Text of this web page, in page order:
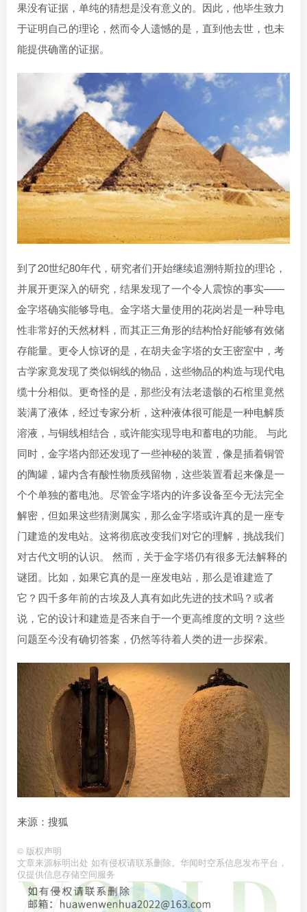
果没有证据，单纯的猜想是没有意义的。因此，他毕生致力
于证明自己的理论，然而令人遗憾的是，直到他去世，也未
能提供确凿的证据。
到了20世纪80年代，研究者们开始继续追溯特斯拉的理论，
并展开更深入的研究，结果发现了一个令人震惊的事实——
金字塔确实能够导电。金字塔大量使用的花岗岩是一种导电
性非常好的天然材料，而其正三角形的结构恰好能够有效储
存能量。更令人惊讶的是，在胡夫金字塔的女王密室中，考
古学家竟发现了类似铜线的物品，这些物品的构造与现代电
缆十分相似。更奇怪的是，那些没有法老遗骸的石棺里竟然
装满了液体，经过专家分析，这种液体很可能是一种电解质
溶液，与铜线相结合，或许能实现导电和蓄电的功能。 与此
同时，金字塔内部还发现了一些神秘的装置，像是插着铜管
的陶罐，罐内含有酸性物质残留物，这些装置看起来像是一
个个单独的蓄电池。尽管金字塔内的许多设备至今无法完全
解密，但如果这些猜测属实，那么金字塔或许真的是一座专
门建造的发电站。这将彻底改变我们对它的理解，挑战我们
对古代文明的认识。 然而，关于金字塔仍有很多无法解释的
谜团。比如，如果它真的是一座发电站，那么是谁建造了
它？四千多年前的古埃及人真有如此先进的技术吗？或者
说，它的设计和建造是否来自于一个更高维度的文明？这些
问题至今没有确切答案，仍然等待着人类的进一步探索。
来源：搜狐
© 版权声明
文章来源标明出处 如有侵权请联系删除。华闻时空系信息发布平台，
仅提供信息存储空间服务